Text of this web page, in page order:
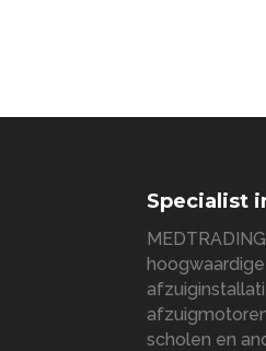
Specialist
scholen en